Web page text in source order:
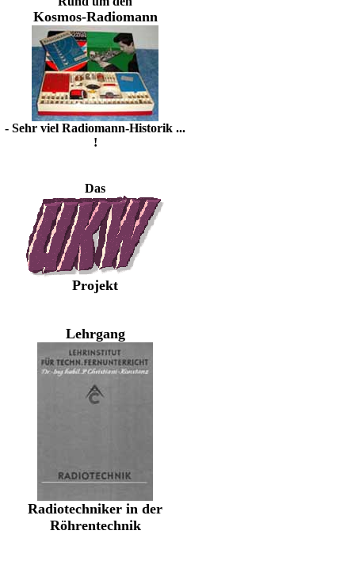
Kosmos-Radiomann
- Sehr viel Radiomann-Historik ...
!
Das
Projekt
Lehrgang
Radiotechniker in der
Röhrentechnik